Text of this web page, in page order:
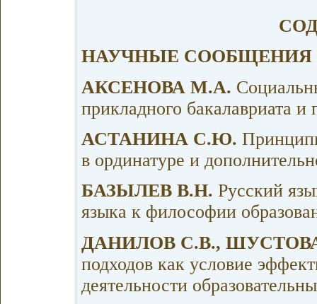
НАУЧНЫЕ СООБЩЕНИЯ
АКСЕНОВА М.А.
прикладного бакалавриата
АСТАНИНА С.Ю.
в ординатуре и
БАЗЫЛЕВ В.Н. Русский
языка к философии
ДАНИЛОВ С.В.,
подходов как условие
деятельности